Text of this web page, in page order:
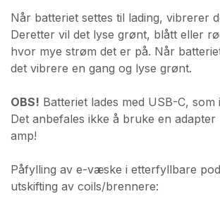
Når batteriet settes til lading, vibrerer
Deretter vil det lyse grønt, blått eller
hvor mye strøm det er på. Når
det vibrere en gang og lyse grønt.
OBS! Batteriet lades med USB-C,
Det anbefales ikke å bruke en adapter
amp!
Påfylling av e-væske i etterfyllbare
utskifting av coils/brennere: